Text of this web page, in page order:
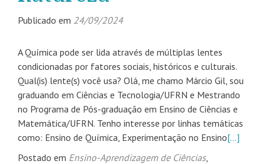
Publicado em 24/09/2024
A Química pode ser lida através de múltiplas lentes
condicionadas por fatores sociais, históricos e culturais.
Qual(is) lente(s) você usa? Olá, me chamo Márcio Gil, sou
graduando em Ciências e Tecnologia/UFRN e Mestrando
no Programa de Pós-graduação em Ensino de Ciências e
Matemática/UFRN. Tenho interesse por linhas temáticas
como: Ensino de Química, Experimentação no Ensino[…]
Postado em Ensino-Aprendizagem de Ciências,